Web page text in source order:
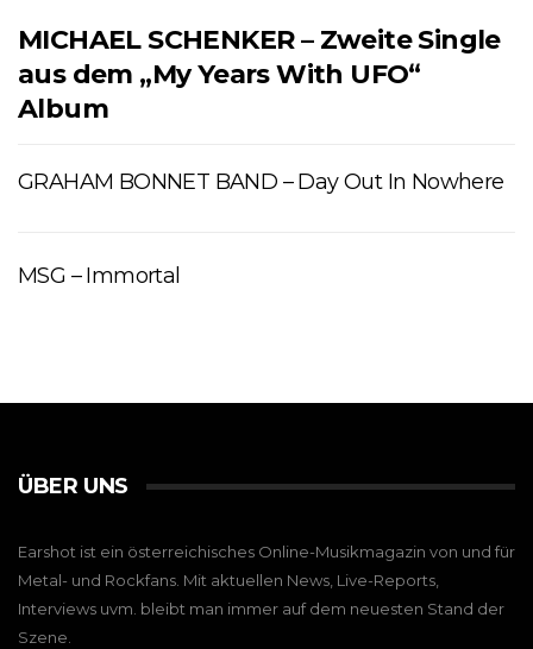
MICHAEL SCHENKER – Zweite Single
aus dem „My Years With UFO“
Album
GRAHAM BONNET BAND – Day Out In Nowhere
MSG – Immortal
ÜBER UNS
Earshot ist ein österreichisches Online-Musikmagazin von und für
Metal- und Rockfans. Mit aktuellen News, Live-Reports,
Interviews uvm. bleibt man immer auf dem neuesten Stand der
Szene.